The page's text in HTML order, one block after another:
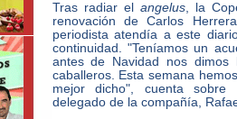
Tras radiar el angelus, la
renovación de Carlos
periodista atendía a este
continuidad. "Teníamos un
antes de Navidad nos
caballeros. Esta semana
mejor dicho", cuenta sobre
delegado de la compañía,